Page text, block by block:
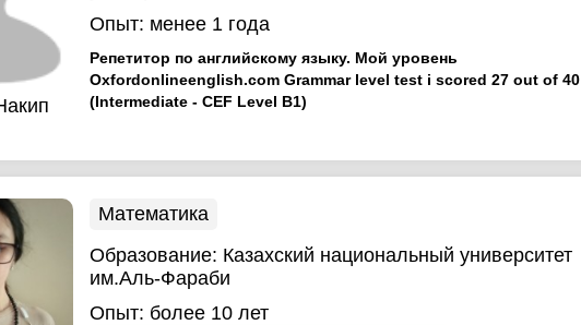
Опыт: менее 1 года
Репетитор по английскому языку. Мой уровень
Oxfordonlineenglish.com Grammar level test i scored 27 out of 40
(Intermediate - CEF Level B1)
Математика
Образование: Казахский национальный университет
им.Аль-Фараби
Опыт: более 10 лет